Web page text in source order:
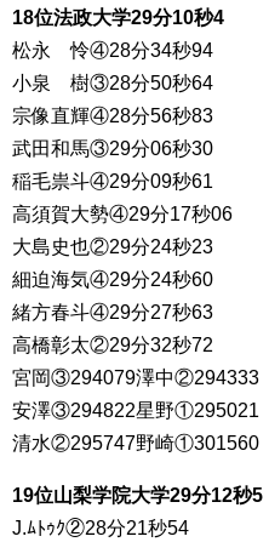
18位法政大学29分10秒4
松永 怜④28分34秒94
小泉 樹③28分50秒64
宗像直輝④28分56秒83
武田和馬③29分06秒30
稲毛祟斗④29分09秒61
高須賀大勢④29分17秒06
大島史也②29分24秒23
細迫海気④29分24秒60
緒方春斗④29分27秒63
高橋彰太②29分32秒72
宮岡③294079澤中②294333
安澤③294822星野①295021
清水②295747野崎①301560
19位山梨学院大学29分12秒5
J.ﾑﾄｩｸ②28分21秒54